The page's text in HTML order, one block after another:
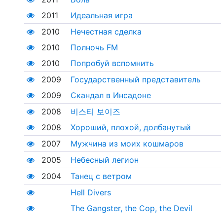
2011
Идеальная игра
2010
Нечестная сделка
2010
Полночь FM
2010
Попробуй вспомнить
2009
Государственный представитель
2009
Скандал в Инсадоне
2008
비스티 보이즈
2008
Хороший, плохой, долбанутый
2007
Мужчина из моих кошмаров
2005
Небесный легион
2004
Танец с ветром
Hell Divers
The Gangster, the Cop, the Devil